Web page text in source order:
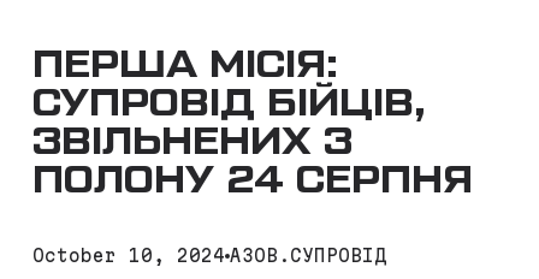
ПЕРША МІСІЯ:
СУПРОВІД БІЙЦІВ,
ЗВІЛЬНЕНИХ З
ПОЛОНУ 24 СЕРПНЯ
October 10, 2024 АЗОВ.СУПРОВІД